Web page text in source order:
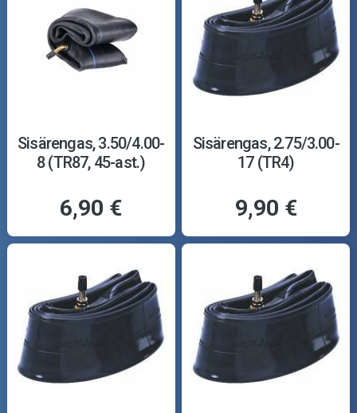
Sisärengas, 3.50/4.00-
8 (TR87, 45-ast.)
6,90 €
Sisärengas, 2.75/3.00-
17 (TR4)
9,90 €